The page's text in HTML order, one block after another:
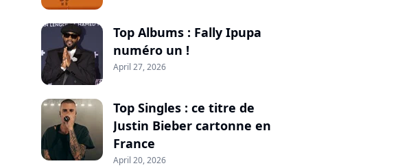
Top Albums : Fally Ipupa
numéro un !
April 27, 2026
Top Singles : ce titre de
Justin Bieber cartonne en
France
April 20, 2026